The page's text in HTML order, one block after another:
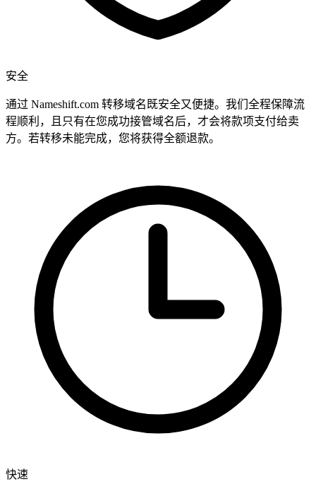
安全
通过 Nameshift.com 转移域名既安全又便捷。我们全程保障流
程顺利，且只有在您成功接管域名后，才会将款项支付给卖
方。若转移未能完成，您将获得全额退款。
快速